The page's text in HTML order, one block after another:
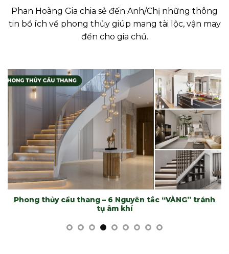
Phan Hoàng Gia chia sẻ đến Anh/Chị những thông
tin bổ ích về phong thủy giúp mang tài lộc, vận may
đến cho gia chủ.
Phong thủy cầu thang – 6 Nguyên tắc “VÀNG” tránh
tụ âm khí